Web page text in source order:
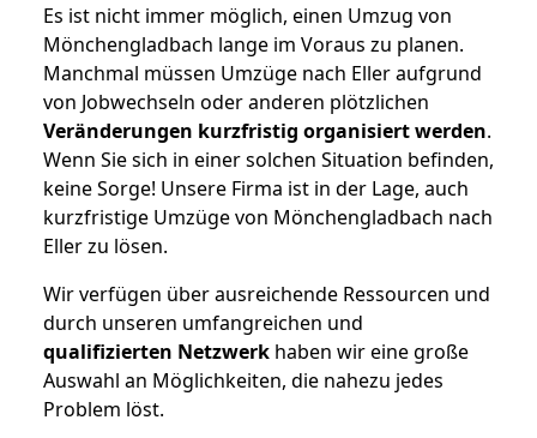
Es ist nicht immer möglich, einen Umzug von
Mönchengladbach lange im Voraus zu planen.
Manchmal müssen Umzüge nach Eller aufgrund
von Jobwechseln oder anderen plötzlichen
Veränderungen kurzfristig organisiert werden.
Wenn Sie sich in einer solchen Situation befinden,
keine Sorge! Unsere Firma ist in der Lage, auch
kurzfristige Umzüge von Mönchengladbach nach
Eller zu lösen.
Wir verfügen über ausreichende Ressourcen und
durch unseren umfangreichen und
qualifizierten Netzwerk haben wir eine große
Auswahl an Möglichkeiten, die nahezu jedes
Problem löst.